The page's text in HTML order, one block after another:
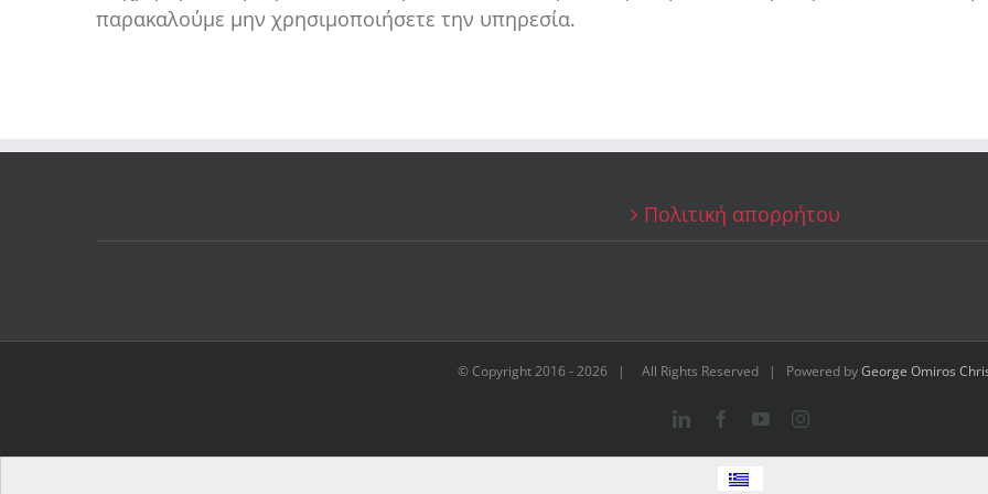
παρακαλούμε μην χρησιμοποιήσετε την υπηρεσία.
Πολιτική απορρήτου
© Copyright 2016 -2026 | All Rights Reserved | Powered byGeorge Omiros
LinkedInFacebookYouTubeInstagram